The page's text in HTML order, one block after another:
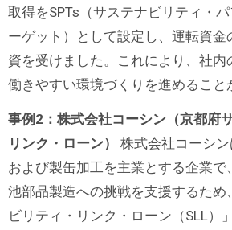
取得をSPTs（サステナビリティ・
ーゲット）として設定し、運転資金
資を受けました。これにより、社
働きやすい環境づくりを進めること
事例2：株式会社コーシン（京都府
リンク・ローン）
株式会社コーシ
および製缶加工を主業とする企業で
池部品製造への挑戦を支援するため
ビリティ・リンク・ローン（SLL）